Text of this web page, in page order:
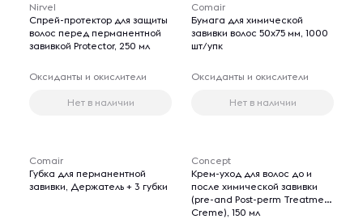
Nirvel
Спрей-протектор для защиты
волос перед перманентной
завивкой Protector, 250 мл
Оксиданты и окислители
Нет в наличии
Comair
Бумага для химической
завивки волос 50х75 мм, 1000
шт/упк
Оксиданты и окислители
Нет в наличии
Comair
Губка для перманентной
завивки, Держатель + 3 губки
Concept
Крем-уход для волос до и
после химической завивки
(pre-and Post-perm Treatment
Creme), 150 мл